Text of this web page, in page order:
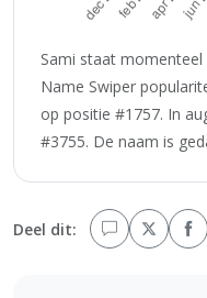
Sami staat
Name Swiper
op positie #1757. In
#3755. De naam is
Deel dit: